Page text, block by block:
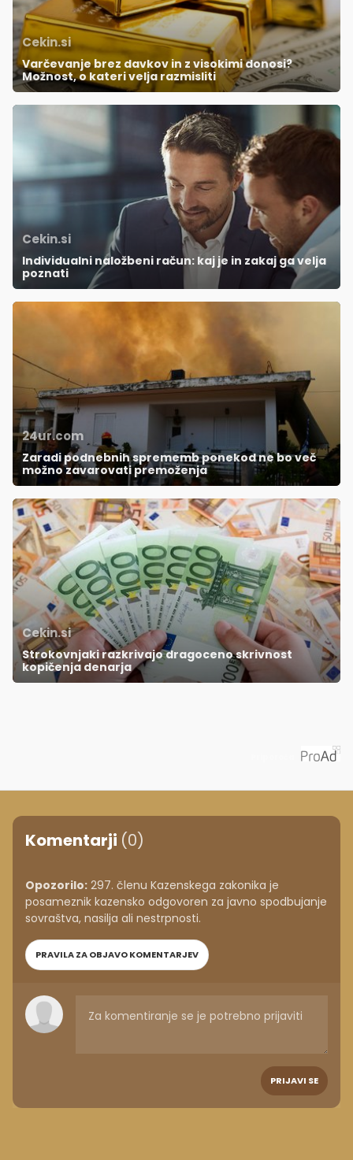
Cekin.si
Varčevanje brez davkov in z visokimi donosi?
Možnost, o kateri velja razmisliti
Cekin.si
Individualni naložbeni račun: kaj je in zakaj ga velja
poznati
24ur.com
Zaradi podnebnih sprememb ponekod ne bo več
možno zavarovati premoženja
Cekin.si
Strokovnjaki razkrivajo dragoceno skrivnost
kopičenja denarja
Komentarji (0)
Opozorilo: 297. členu Kazenskega zakonika je
posameznik kazensko odgovoren za javno spodbujanje
sovraštva, nasilja ali nestrpnosti.
PRAVILA ZA OBJAVO KOMENTARJEV
PRIJAVI SE